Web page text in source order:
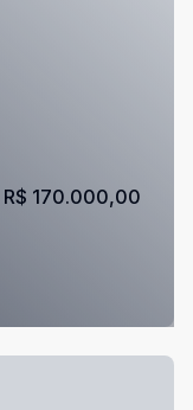
R$ 170.000,00